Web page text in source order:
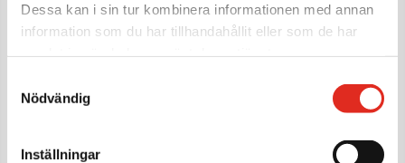
Dessa kan i sin tur kombinera informationen med annan
information som du har tillhandahållit eller som de har
Nödvändig
Inställningar
RGS EW 90
Brandjalusin RGS EW90 används när brandkravet är EW90
öppningar med krav på brandskydd samt att den går att